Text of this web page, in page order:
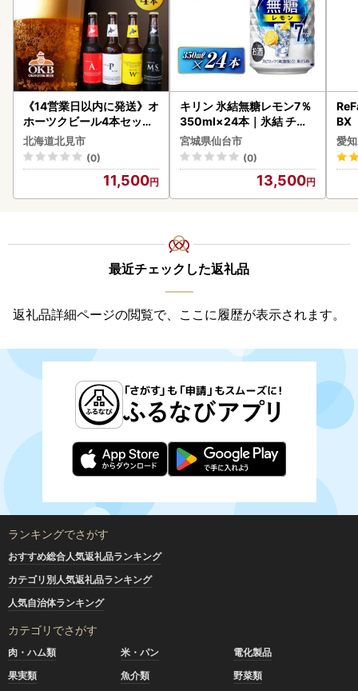
《14営業日以内に発送》オ
ホーツクビール4本セット
( 飲料 飲み物 お酒 ビール
クラフトビール 瓶ビール
贈答 ギフト 贈り物 お中元
御中元 お歳暮 御歳暮 お祝
い プレゼント モルトビー
北海道北見市
(0)
11,500
キリン 氷結無糖レモン7％
350ml×24本｜氷結 チュ
ーハイ 仙台市
宮城県仙台市
(0)
13,500
BX
ー
ファ
愛
最近チェックした返礼品
返礼品詳細ページの閲覧で、ここに履歴が表示されます。
ランキングでさがす
おすすめ総合人気返礼品ランキング
カテゴリ別人気返礼品ランキング
人気自治体ランキング
カテゴリでさがす
肉・ハム類 米・パン
電化製品
果実類
魚介類
野菜類